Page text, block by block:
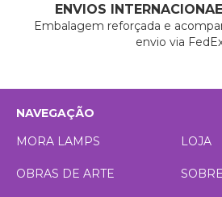
ENVIOS
Embalagem reforçada e
envio via
NAVEGAÇÃO
MORA LAMPS
LOJA
OBRAS DE ARTE